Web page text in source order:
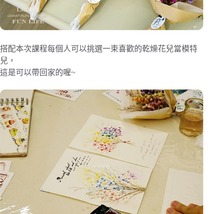
搭配本次課程每個人可以挑選一束喜歡的乾燥花兒當模特
兒，
這是可以帶回家的喔~